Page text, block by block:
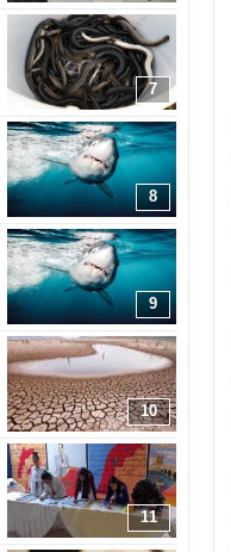
7
8
9
10
11